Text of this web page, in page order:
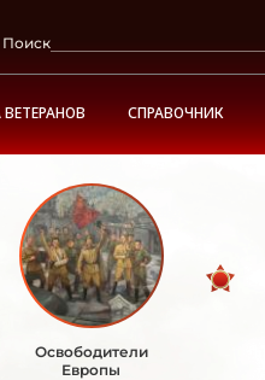
Поиск
ВЕТЕРАНОВ СПРАВОЧНИК
Освободители
Европы